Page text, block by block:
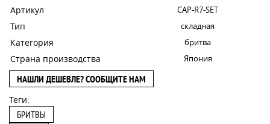
Артикул CAP-R7-SET
Тип складная
Категория бритва
Страна производства Япония
НАШЛИ ДЕШЕВЛЕ? СООБЩИТЕ НАМ
Теги:
БРИТВЫ